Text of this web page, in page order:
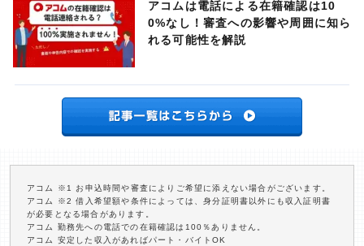
アコムは電話による在籍確認は10
0%なし！審査への影響や周囲に知ら
れる可能性を解説
アコム ※1 お申込時間や審査によりご希望に添えない場合がございます。
アコム ※2 借入希望額や条件によっては、身分証明書以外にも収入証明書
が必要となる場合があります。
アコム 勤務先への電話での在籍確認は100％ありません。
アコム 安定した収入があればパート・バイトOK